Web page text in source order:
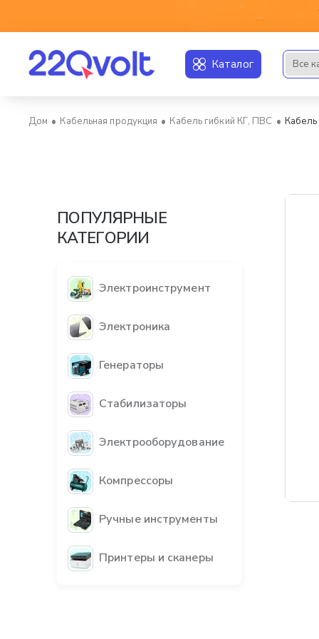
Каталог Все
Кабельная продукция Кабель гибкий КГ, ПВС Кабель
ПОПУЛЯРНЫЕ
КАТЕГОРИИ
Электроинструмент
Электроника
Генераторы
Стабилизаторы
Электрооборудование
Компрессоры
Ручные инструменты
Принтеры и сканеры